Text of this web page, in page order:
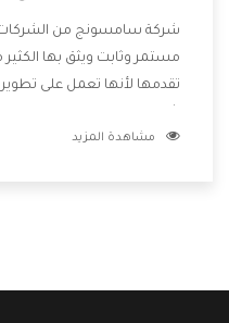
شركة سامسونج من الشركات
مستمر وثابت ويثق بها
تقدمها لأنها تعمل على تطوير
المنتجات وتقدم للعملاء
مشاهدة المزيد